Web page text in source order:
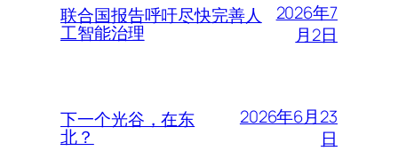
联合国报告呼吁尽快完善人
工智能治理
2026年7
月2日
下一个光谷，在东
北？
2026年6月23
日